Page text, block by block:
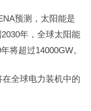
预测，太阳能是
年，全球太阳能
将超过14000GW。
全球电力装机中的